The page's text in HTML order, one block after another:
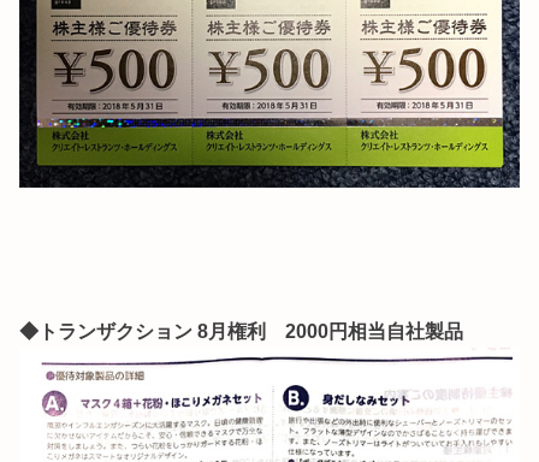
◆トランザクション 8月権利 2000円相当自社製品